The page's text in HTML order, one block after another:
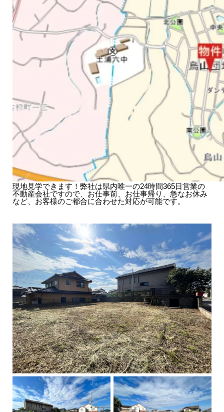
現地見学できます！弊社は県内唯一の24時間365日営業の
不動産会社ですので、お仕事前、お仕事帰り、急なお休み
など、お客様のご都合に合わせた対応が可能です。